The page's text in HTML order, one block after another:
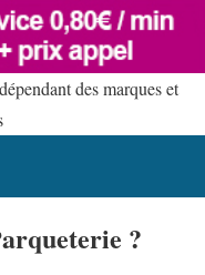
des marques et
?